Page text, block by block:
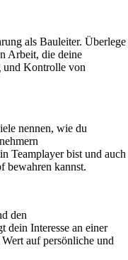
als Bauleiter. Überlege
Arbeit, die deine
und Kontrolle von
nennen, wie du
Teamplayer bist und auch
bewahren kannst.
den
dein Interesse an einer
auf persönliche und